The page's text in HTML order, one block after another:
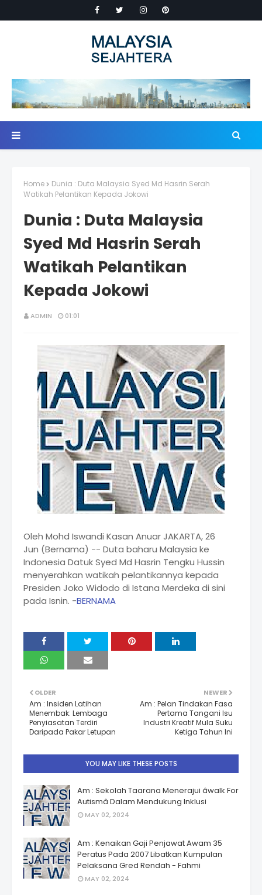
Home
Dunia : Duta Malaysia Syed Md Hasrin Serah
Watikah Pelantikan Kepada Jokowi
Dunia : Duta Malaysia
Syed Md Hasrin Serah
Watikah Pelantikan
Kepada Jokowi
ADMIN 01:01
Oleh Mohd Iswandi Kasan Anuar JAKARTA, 26
Jun (Bernama) -- Duta baharu Malaysia ke
Indonesia Datuk Syed Md Hasrin Tengku Hussin
menyerahkan watikah pelantikannya kepada
Presiden Joko Widodo di Istana Merdeka di sini
pada Isnin. -BERNAMA
NEWER
Am : Pelan Tindakan Fasa
Pertama Tangani Isu
Industri Kreatif Mula Suku
Ketiga Tahun Ini
OLDER
Am : Insiden Latihan
Menembak: Lembaga
Penyiasatan Terdiri
Daripada Pakar Letupan
YOU MAY LIKE THESE POSTS
Am : Sekolah Taarana Menerajui âwalk For
Autismâ Dalam Mendukung Inklusi
MAY 02, 2024
Am : Kenaikan Gaji Penjawat Awam 35
Peratus Pada 2007 Libatkan Kumpulan
Pelaksana Gred Rendah - Fahmi
MAY 02, 2024